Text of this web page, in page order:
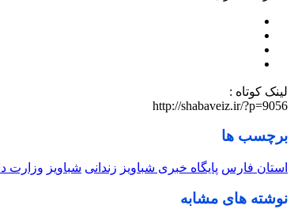
لینک کوتاه :
http://shabaveiz.ir/?p=9056
برچسب ها
استان فارس پایگاه خبری شباویز زندانی شباویز وزارت
نوشته های مشابه